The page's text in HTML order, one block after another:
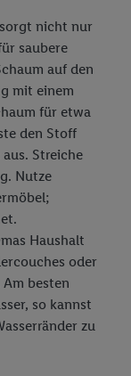
nicht nur
saubere
auf den
mit einem
für etwa
den Stoff
Streiche
Nutze
Haushalt
oder
besten
so kannst
zu